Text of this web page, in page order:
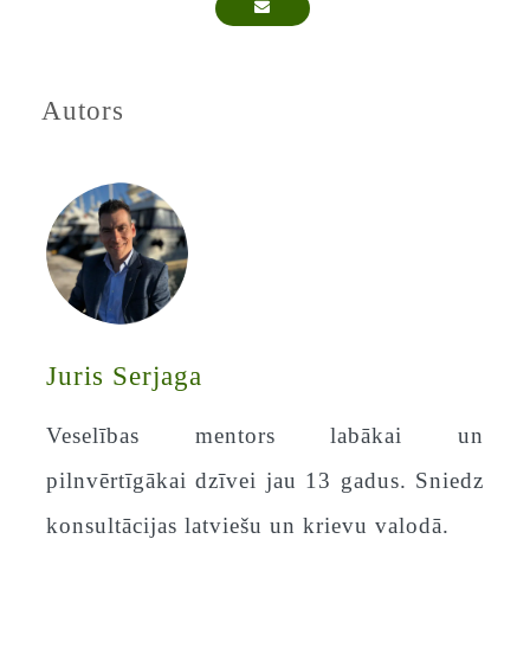
Autors
Juris Serjaga
Veselības mentors labākai un
pilnvērtīgākai dzīvei jau 13 gadus. Sniedz
konsultācijas latviešu un krievu valodā.